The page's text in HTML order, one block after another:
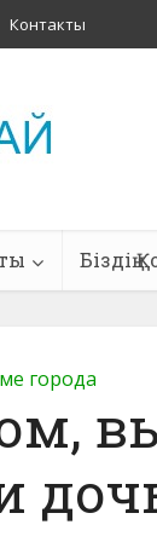
Контакты
Біздің
города